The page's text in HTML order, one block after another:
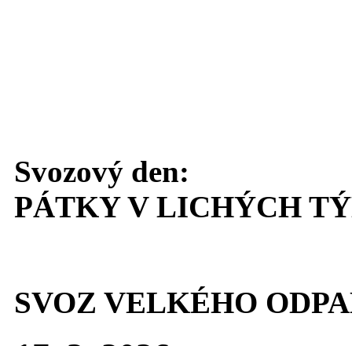
Svozový den:
PÁTKY V LICHÝCH
SVOZ VELKÉHO